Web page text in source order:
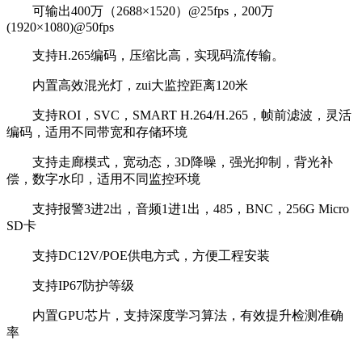
可输出400万（2688×1520）@25fps，200万
(1920×1080)@50fps
支持H.265编码，压缩比高，实现码流传输。
内置高效混光灯，zui大监控距离120米
支持ROI，SVC，SMART H.264/H.265，帧前滤波，灵活
编码，适用不同带宽和存储环境
支持走廊模式，宽动态，3D降噪，强光抑制，背光补
偿，数字水印，适用不同监控环境
支持报警3进2出，音频1进1出，485，BNC，256G Micro
SD卡
支持DC12V/POE供电方式，方便工程安装
支持IP67防护等级
内置GPU芯片，支持深度学习算法，有效提升检测准确
率